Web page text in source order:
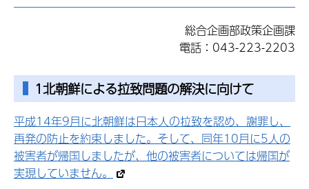
総合企画部政策企画課
電話：043-223-2203
1北朝鮮による拉致問題の解決に向けて
平成14年9月に北朝鮮は日本人の拉致を認め、謝罪し、
再発の防止を約束しました。そして、同年10月に5人の
被害者が帰国しましたが、他の被害者については帰国が
実現していません。